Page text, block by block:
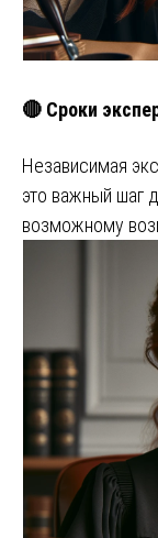
🔴 Сроки
Независимая
это важный шаг
возможному